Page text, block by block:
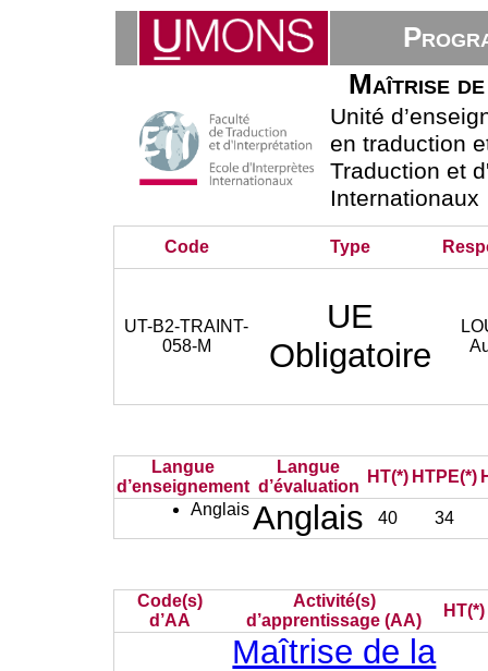
Maîtrise
Unité
en traduction
Traduction et
Internationaux
Code Type
UT-B2-TRAINT-
058-M
UE
Obligatoire
Langue
d’enseignement
Langue
d’évaluation
HT(*) HTPE(*)
AnglaisAnglais 40 34
Code(s)
d’AA
Activité(s)
d’apprentissage (AA)
HT(*)
Maîtrise de la